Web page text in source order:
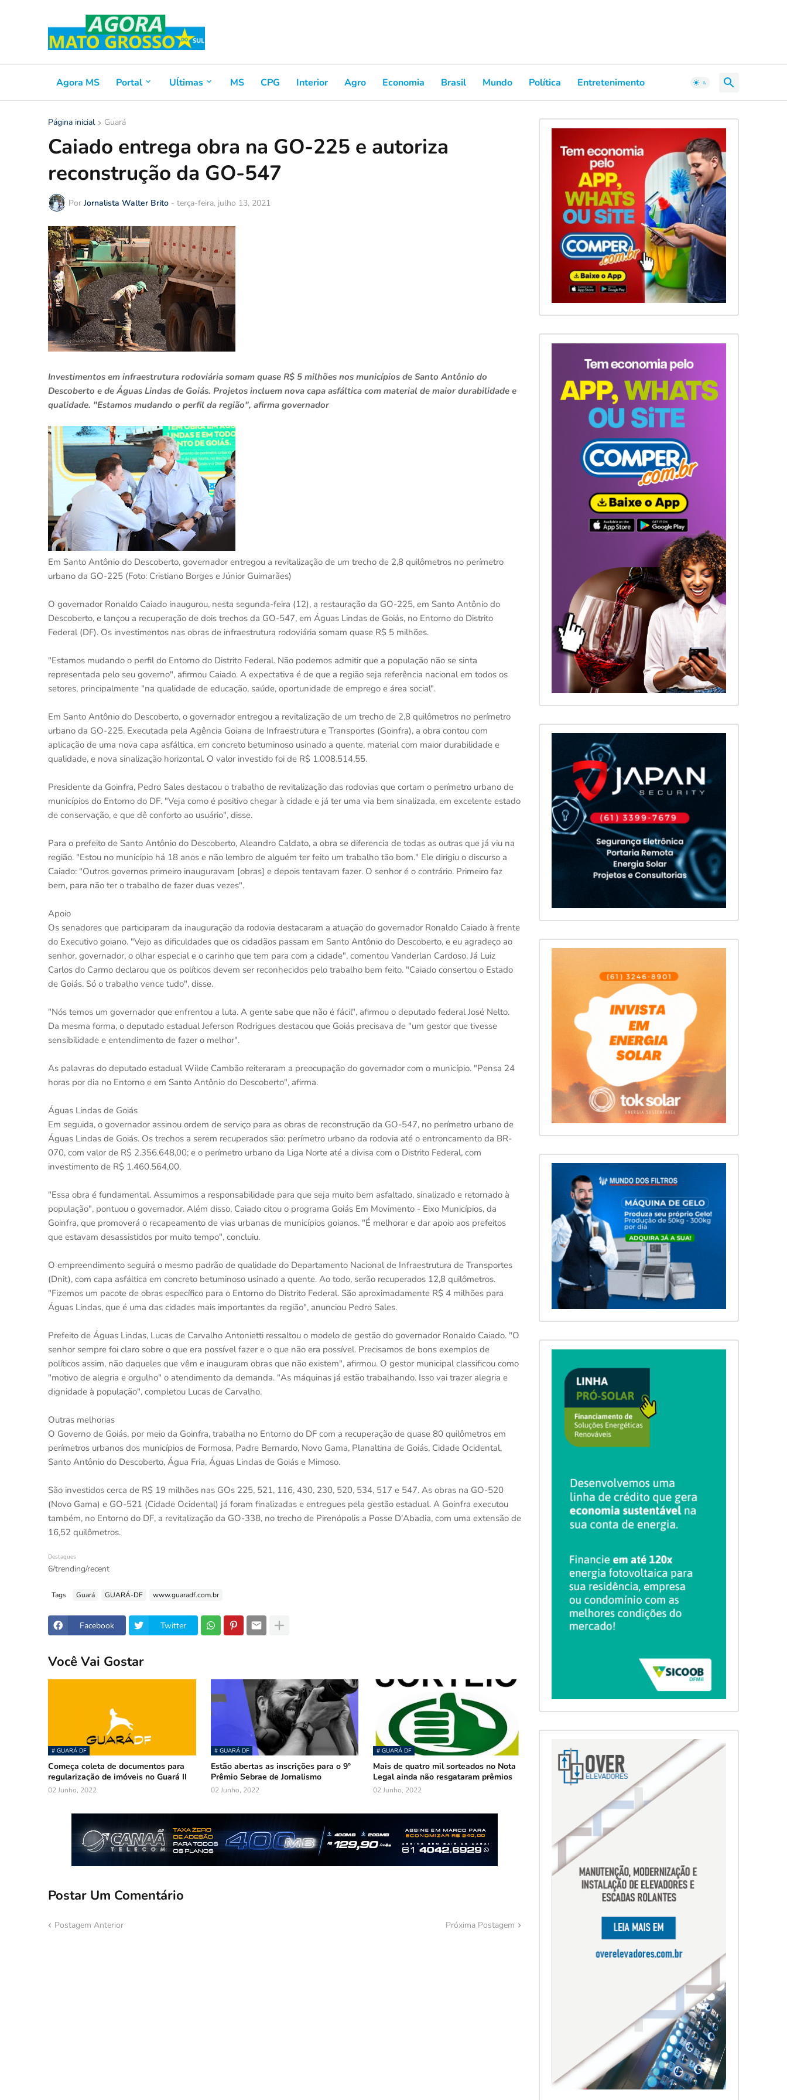
Agora MS Portal Uĺtimas MS CPG Interior Agro Economia Brasil Mundo Política Entretenimento
Página inicial Guará
Caiado entrega obra na GO-225 e autoriza
reconstrução da GO-547
Por Jornalista Walter Brito - terça-feira, julho 13, 2021
Investimentos em infraestrutura rodoviária somam quase R$ 5 milhões nos municípios de Santo Antônio do
Descoberto e de Águas Lindas de Goiás. Projetos incluem nova capa asfáltica com material de maior durabilidade e
qualidade. "Estamos mudando o perfil da região", afirma governador
Em Santo Antônio do Descoberto, governador entregou a revitalização de um trecho de 2,8 quilômetros no perímetro
urbano da GO-225 (Foto: Cristiano Borges e Júnior Guimarães)
O governador Ronaldo Caiado inaugurou, nesta segunda-feira (12), a restauração da GO-225, em Santo Antônio do
Descoberto, e lançou a recuperação de dois trechos da GO-547, em Águas Lindas de Goiás, no Entorno do Distrito
Federal (DF). Os investimentos nas obras de infraestrutura rodoviária somam quase R$ 5 milhões.
"Estamos mudando o perfil do Entorno do Distrito Federal. Não podemos admitir que a população não se sinta
representada pelo seu governo", afirmou Caiado. A expectativa é de que a região seja referência nacional em todos os
setores, principalmente "na qualidade de educação, saúde, oportunidade de emprego e área social".
Em Santo Antônio do Descoberto, o governador entregou a revitalização de um trecho de 2,8 quilômetros no perímetro
urbano da GO-225. Executada pela Agência Goiana de Infraestrutura e Transportes (Goinfra), a obra contou com
aplicação de uma nova capa asfáltica, em concreto betuminoso usinado a quente, material com maior durabilidade e
qualidade, e nova sinalização horizontal. O valor investido foi de R$ 1.008.514,55.
Presidente da Goinfra, Pedro Sales destacou o trabalho de revitalização das rodovias que cortam o perímetro urbano de
municípios do Entorno do DF. "Veja como é positivo chegar à cidade e já ter uma via bem sinalizada, em excelente estado
de conservação, e que dê conforto ao usuário", disse.
Para o prefeito de Santo Antônio do Descoberto, Aleandro Caldato, a obra se diferencia de todas as outras que já viu na
região. "Estou no município há 18 anos e não lembro de alguém ter feito um trabalho tão bom." Ele dirigiu o discurso a
Caiado: "Outros governos primeiro inauguravam [obras] e depois tentavam fazer. O senhor é o contrário. Primeiro faz
bem, para não ter o trabalho de fazer duas vezes".
Apoio
Os senadores que participaram da inauguração da rodovia destacaram a atuação do governador Ronaldo Caiado à frente
do Executivo goiano. "Vejo as dificuldades que os cidadãos passam em Santo Antônio do Descoberto, e eu agradeço ao
senhor, governador, o olhar especial e o carinho que tem para com a cidade", comentou Vanderlan Cardoso. Já Luiz
Carlos do Carmo declarou que os políticos devem ser reconhecidos pelo trabalho bem feito. "Caiado consertou o Estado
de Goiás. Só o trabalho vence tudo", disse.
"Nós temos um governador que enfrentou a luta. A gente sabe que não é fácil", afirmou o deputado federal José Nelto.
Da mesma forma, o deputado estadual Jeferson Rodrigues destacou que Goiás precisava de "um gestor que tivesse
sensibilidade e entendimento de fazer o melhor".
As palavras do deputado estadual Wilde Cambão reiteraram a preocupação do governador com o município. "Pensa 24
horas por dia no Entorno e em Santo Antônio do Descoberto", afirma.
Águas Lindas de Goiás
Em seguida, o governador assinou ordem de serviço para as obras de reconstrução da GO-547, no perímetro urbano de
Águas Lindas de Goiás. Os trechos a serem recuperados são: perímetro urbano da rodovia até o entroncamento da BR-
070, com valor de R$ 2.356.648,00; e o perímetro urbano da Liga Norte até a divisa com o Distrito Federal, com
investimento de R$ 1.460.564,00.
"Essa obra é fundamental. Assumimos a responsabilidade para que seja muito bem asfaltado, sinalizado e retornado à
população", pontuou o governador. Além disso, Caiado citou o programa Goiás Em Movimento - Eixo Municípios, da
Goinfra, que promoverá o recapeamento de vias urbanas de municípios goianos. "É melhorar e dar apoio aos prefeitos
que estavam desassistidos por muito tempo", concluiu.
O empreendimento seguirá o mesmo padrão de qualidade do Departamento Nacional de Infraestrutura de Transportes
(Dnit), com capa asfáltica em concreto betuminoso usinado a quente. Ao todo, serão recuperados 12,8 quilômetros.
"Fizemos um pacote de obras específico para o Entorno do Distrito Federal. São aproximadamente R$ 4 milhões para
Águas Lindas, que é uma das cidades mais importantes da região", anunciou Pedro Sales.
Prefeito de Águas Lindas, Lucas de Carvalho Antonietti ressaltou o modelo de gestão do governador Ronaldo Caiado. "O
senhor sempre foi claro sobre o que era possível fazer e o que não era possível. Precisamos de bons exemplos de
políticos assim, não daqueles que vêm e inauguram obras que não existem", afirmou. O gestor municipal classificou como
"motivo de alegria e orgulho" o atendimento da demanda. "As máquinas já estão trabalhando. Isso vai trazer alegria e
dignidade à população", completou Lucas de Carvalho.
Outras melhorias
O Governo de Goiás, por meio da Goinfra, trabalha no Entorno do DF com a recuperação de quase 80 quilômetros em
perímetros urbanos dos municípios de Formosa, Padre Bernardo, Novo Gama, Planaltina de Goiás, Cidade Ocidental,
Santo Antônio do Descoberto, Água Fria, Águas Lindas de Goiás e Mimoso.
São investidos cerca de R$ 19 milhões nas GOs 225, 521, 116, 430, 230, 520, 534, 517 e 547. As obras na GO-520
(Novo Gama) e GO-521 (Cidade Ocidental) já foram finalizadas e entregues pela gestão estadual. A Goinfra executou
também, no Entorno do DF, a revitalização da GO-338, no trecho de Pirenópolis a Posse D'Abadia, com uma extensão de
16,52 quilômetros.
Destaques
6/trending/recent
Tags Guará GUARÁ-DF www.guaradf.com.br
Facebook Twitter
Você Vai Gostar
# GUARÁ DF
Começa coleta de documentos para
regularização de imóveis no Guará II
02 Junho, 2022
# GUARÁ DF
Estão abertas as inscrições para o 9º
Prêmio Sebrae de Jornalismo
02 Junho, 2022
# GUARÁ DF
Mais de quatro mil sorteados no Nota
Legal ainda não resgataram prêmios
02 Junho, 2022
Postar Um Comentário
Postagem Anterior Próxima Postagem